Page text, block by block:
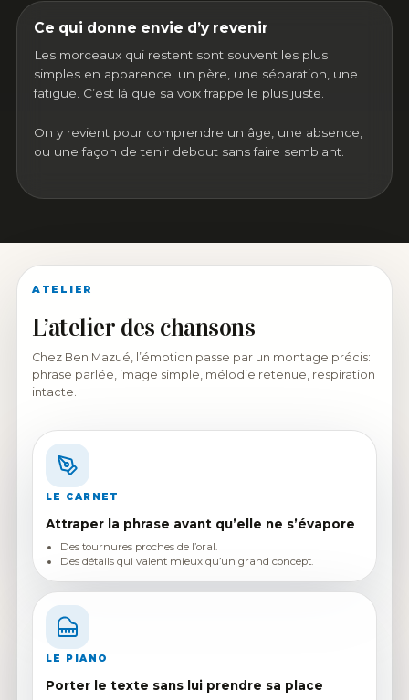
Ce qui donne envie d’y revenir
Les morceaux qui restent sont souvent les plus
simples en apparence: un père, une séparation, une
fatigue. C’est là que sa voix frappe le plus juste.
On y revient pour comprendre un âge, une absence,
ou une façon de tenir debout sans faire semblant.
ATELIER
L’atelier des chansons
Chez Ben Mazué, l’émotion passe par un montage précis:
phrase parlée, image simple, mélodie retenue, respiration
intacte.
LE CARNET
Attraper la phrase avant qu’elle ne s’évapore
Des tournures proches de l’oral.
Des détails qui valent mieux qu’un grand concept.
LE PIANO
Porter le texte sans lui prendre sa place